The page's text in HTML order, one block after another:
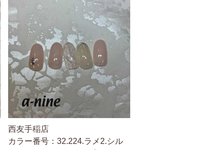
西友手稲店
カラー番号：32.224.ラメ2.シル